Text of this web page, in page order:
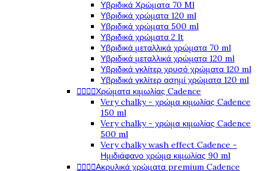
Υβριδικά Χρώματα 70 Ml
Υβριδικά χρώματα 120 ml
Υβριδικά χρώματα 500 ml
Υβριδικά χρώματα 2 lt
Υβριδικά μεταλλικά χρώματα 70 ml
Υβριδικά μεταλλικά χρώματα 120 ml
Υβριδικά γκλίτερ χρυσό χρώματα 120 ml
Υβριδικά γκλίτερ ασημί χρώματα 120 ml
Χρώματα κιμωλίας Cadence
Very chalky - χρώμα κιμωλίας Cadence
150 ml
Very chalky - χρώμα κιμωλίας Cadence
500 ml
Very chalky wash effect Cadence -
Ημιδιάφανο χρώμα κιμωλίας 90 ml
Ακρυλικά χρώματα premium Cadence